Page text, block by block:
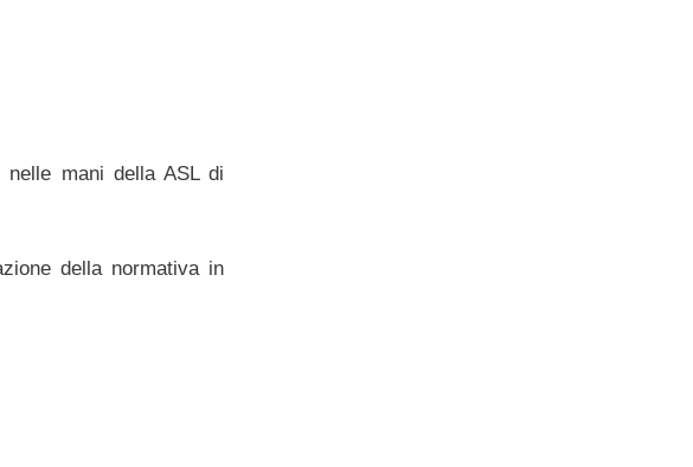
mani della ASL di
della normativa in